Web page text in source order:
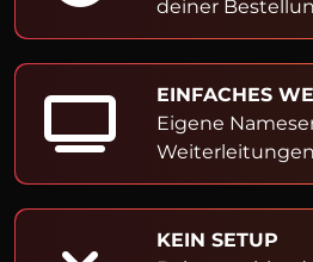
deiner
EINFACHES
Eigene
KEIN SETUP